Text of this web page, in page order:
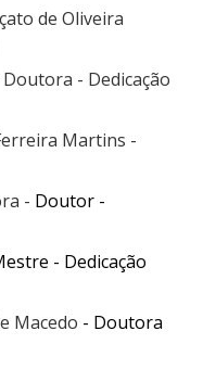
de Oliveira
- Dedicação
Martins -
- Doutor -
- Dedicação
Macedo - Doutora